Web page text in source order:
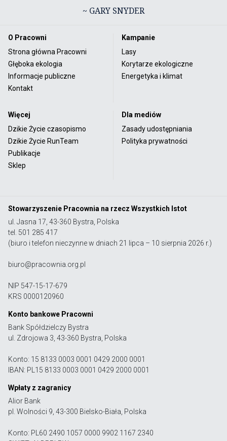
~ GARY SNYDER
O Pracowni
Strona główna Pracowni
Głęboka ekologia
Informacje publiczne
Kontakt
Kampanie
Lasy
Korytarze ekologiczne
Energetyka i klimat
Więcej
Dzikie Życie czasopismo
Dzikie Życie RunTeam
Publikacje
Sklep
Dla mediów
Zasady udostępniania
Polityka prywatności
Stowarzyszenie Pracownia na rzecz Wszystkich Istot
ul. Jasna 17, 43-360 Bystra, Polska
tel. 501 285 417
(biuro i telefon nieczynne w dniach 21 lipca – 10 sierpnia 2026 r.)
biuro@pracownia.org.pl
NIP 547-15-17-679
KRS 0000120960
Konto bankowe Pracowni
Bank Spółdzielczy Bystra
ul. Zdrojowa 3, 43-360 Bystra, Polska
Konto: 15 8133 0003 0001 0429 2000 0001
IBAN: PL15 8133 0003 0001 0429 2000 0001
Wpłaty z zagranicy
Alior Bank
pl. Wolności 9, 43-300 Bielsko-Biała, Polska
Konto: PL60 2490 1057 0000 9902 1167 2340